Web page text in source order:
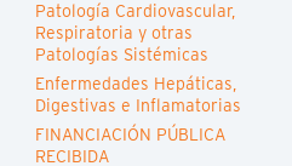
Patología Cardiovascular,
Respiratoria y otras
Patologías Sistémicas
Enfermedades Hepáticas,
Digestivas e Inflamatorias
FINANCIACIÓN PÚBLICA
RECIBIDA